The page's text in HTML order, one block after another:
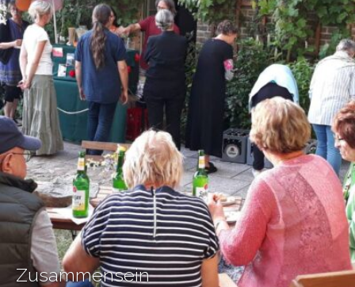
Zusammensein